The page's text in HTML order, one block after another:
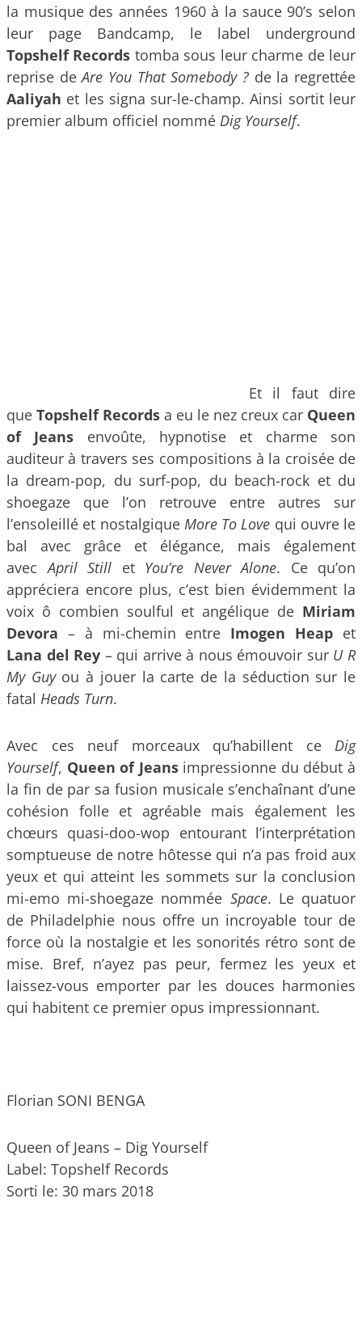
la musique des années 1960 à la sauce 90’s selon
leur page Bandcamp, le label underground
Topshelf Records tomba sous leur charme de leur
reprise deAre You That Somebody ? de la regrettée
Aaliyah et les signa sur-le-champ. Ainsi sortit leur
premier album officiel nommé Dig Yourself.
Et il faut dire
que Topshelf Records a eu le nez creux car Queen
of Jeans envoûte, hypnotise et charme son
auditeur à travers ses compositions à la croisée de
la dream-pop, du surf-pop, du beach-rock et du
shoegaze que l’on retrouve entre autres sur
l’ensoleillé et nostalgique More To Love qui ouvre le
bal avec grâce et élégance, mais également
avecApril Still et You’re Never Alone. Ce qu’on
appréciera encore plus, c’est bien évidemment la
voix ô combien soulful et angélique de Miriam
Devora – à mi-chemin entre Imogen Heap et
Lana del Rey – qui arrive à nous émouvoir sur U R
My Guy ou à jouer la carte de la séduction sur le
fatal Heads Turn.
Avec ces neuf morceaux qu’habillent ce Dig
Yourself, Queen of Jeansimpressionne du début à
la fin de par sa fusion musicale s’enchaînant d’une
cohésion folle et agréable mais également les
chœurs quasi-doo-wop entourant l’interprétation
somptueuse de notre hôtesse qui n’a pas froid aux
yeux et qui atteint les sommets sur la conclusion
mi-emo mi-shoegaze nommée Space. Le quatuor
de Philadelphie nous offre un incroyable tour de
force où la nostalgie et les sonorités rétro sont de
mise. Bref, n’ayez pas peur, fermez les yeux et
laissez-vous emporter par les douces harmonies
qui habitent ce premier opus impressionnant.
Florian SONI BENGA
Queen of Jeans – Dig Yourself
Label: Topshelf Records
Sorti le: 30 mars 2018